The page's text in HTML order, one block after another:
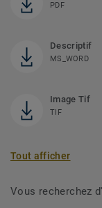
PDF
Descriptif
MS_WORD
Image Tif
TIF
Tout afficher
Vous recherchez